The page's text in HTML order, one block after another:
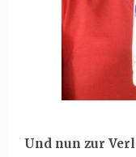
Und nun zur